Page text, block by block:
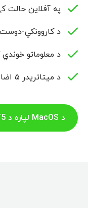
په آفلاین حالت
د کاروونکي-
د معلوماتو
د میتاتریدر ۵ اضافي خدمتونه
د MacOS لپاره د MT5 دانلودول